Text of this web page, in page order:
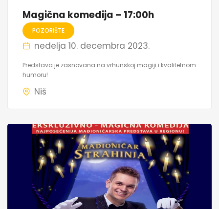
Magična komedija – 17:00h
POZORIŠTE
nedelja 10. decembra 2023.
Predstava je zasnovana na vrhunskoj magiji i kvalitetnom
humoru!
Niš